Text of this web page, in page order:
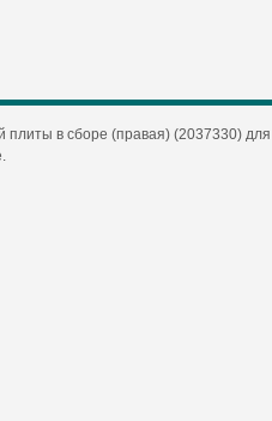
плиты в cборе (правая) (2037330) для